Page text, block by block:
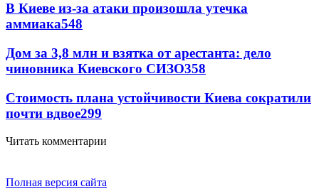
В Киеве из-за атаки произошла утечка
аммиака548
Дом за 3,8 млн и взятка от арестанта: дело
чиновника Киевского СИЗО358
Стоимость плана устойчивости Киева сократили
почти вдвое299
Читать комментарии
Полная версия сайта